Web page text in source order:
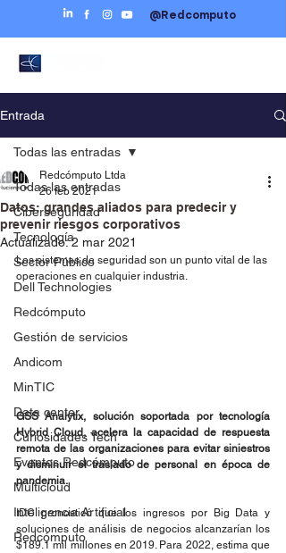
@Redcomputo
Entrada
Todas las entradas
Ciberseguridad
Tecnología
Sector Público
Dell Technologies
Redcómputo
Gestión de servicios
Andicom
MinTIC
Data center
Curiosidades Tech
Eventos Redcómputo
Multicloud
Inteligencia Artificial
Redcómputo
Todas las entradas
Datos: grandes aliados para predecir y
prevenir riesgos corporativos
Redcómputo Ltda
26 feb 2021
Actualizado:2 mar 2021
Los sistemas de seguridad son un punto vital de las
operaciones en cualquier industria.
GSS Analytix, solución soportada por tecnología
Hybrid Cloud, acelera la capacidad de respuesta
remota de las organizaciones para evitar siniestros
y disminuir el traslado de personal en época de
pandemia.
IDC pronosticó que los ingresos por Big Data y
soluciones de análisis de negocios alcanzarían los
$189.1 mil millones en 2019. Para 2022, estima que